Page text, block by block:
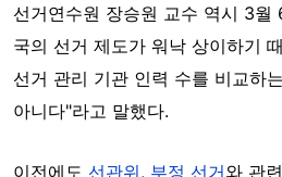
선거연수원 장승원 교수 역시 3월
국의 선거 제도가 워낙 상이하기
선거 관리 기관 인력 수를 비교하
아니다"라고 말했다.
이전에도 선관위, 부정 선거와 관